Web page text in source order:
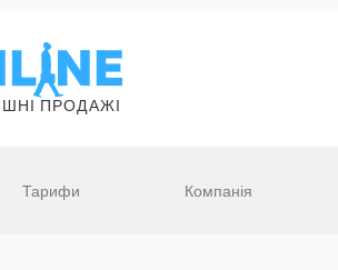
ПРОДАЖІ
Тарифи Компанія